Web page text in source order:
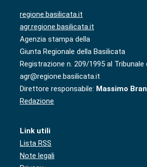
regione.basilicata.it
agr.regione.basilicata.it
Agenzia stampa della
Giunta Regionale della Basilicata
Registrazione n. 209/1995 al Tribunale
agr@regione.basilicata.it
Direttore responsabile: Massimo
Redazione
Link utili
Lista RSS
Note legali